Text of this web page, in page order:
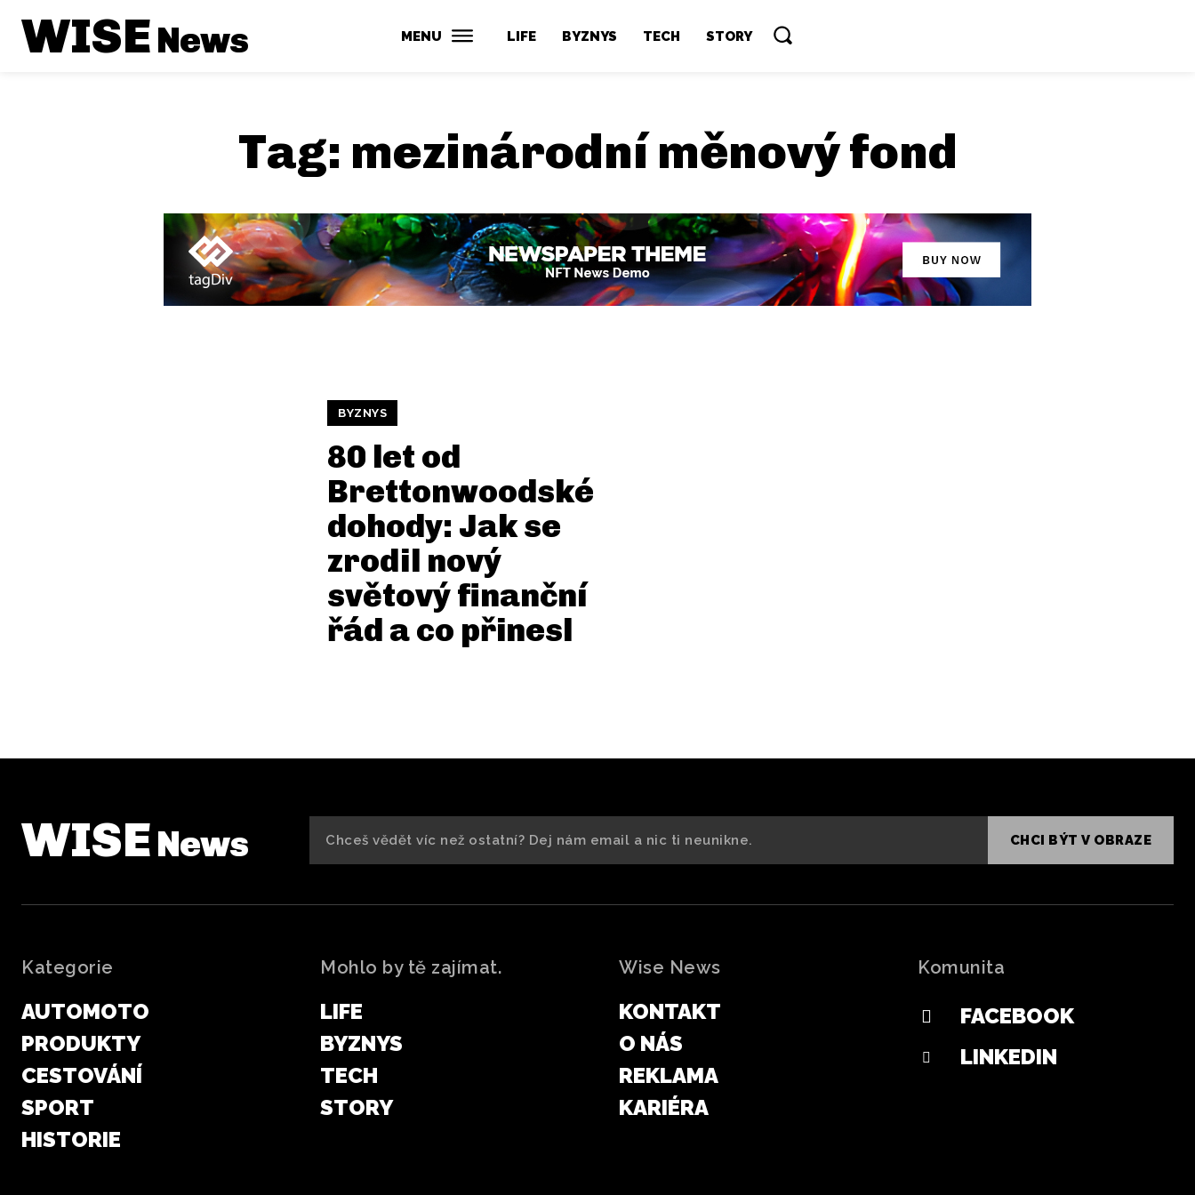
WISENews MENU LIFE BYZNYS TECH STORY
Tag: mezinárodní měnový fond
BYZNYS
80 let od
Brettonwoodské
dohody: Jak se
zrodil nový
světový finanční
řád a co přinesl
WISENews CHCI BÝT V OBRAZE
Kategorie
AUTOMOTO
PRODUKTY
CESTOVÁNÍ
SPORT
HISTORIE
Mohlo by tě zajímat.
LIFE
BYZNYS
TECH
STORY
Wise News
KONTAKT
O NÁS
REKLAMA
KARIÉRA
Komunita
FACEBOOK
LINKEDIN